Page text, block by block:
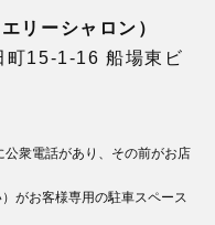
リーシャロン）
町15-1-16 船場東ビ
衆電話があり、その前がお店
がお客様専用の駐車スペース